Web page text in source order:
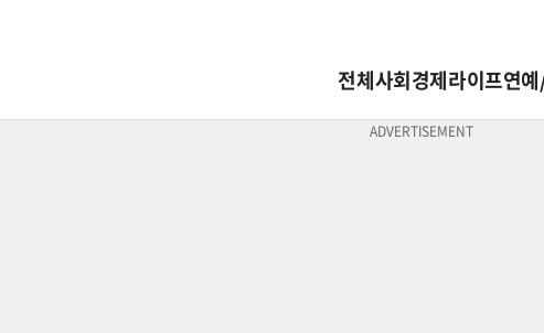
전체사회경제라이프연